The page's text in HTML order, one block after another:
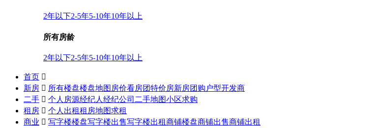
2年以下2-5年5-10年10年以上
所有房龄
2年以下2-5年5-10年10年以上
首页 
新房  所有楼盘楼盘地图 房价看房团特价房新房团购 户型开发商
二手  个人房源经纪人 经纪公司 二手地图小区求购
租房  个人出租租房地图求租
商业  写字楼楼盘写字楼出售写字楼出租商铺楼盘商铺出售商铺出租